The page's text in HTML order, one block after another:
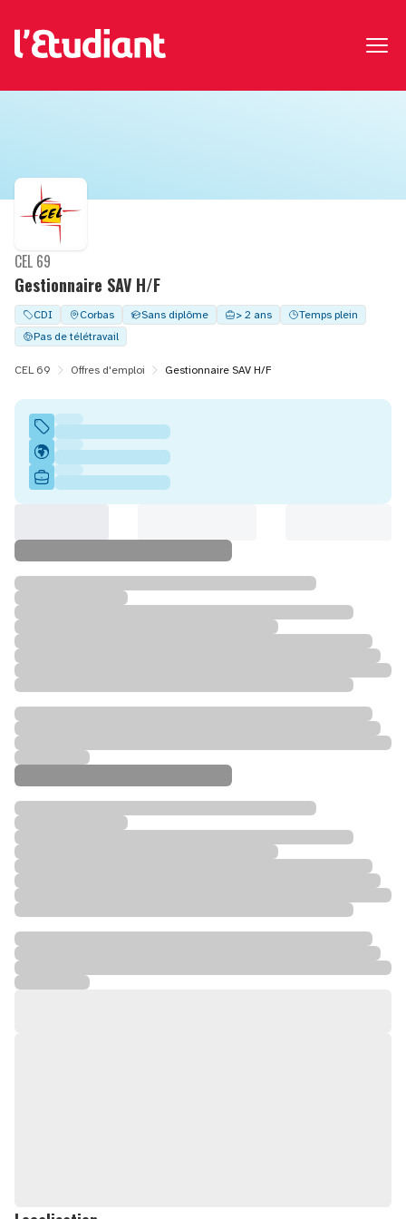
Gestionnaire SAV H/F
CEL 69
CDI Corbas Sans diplôme > 2 ans
Temps plein
Pas de télétravail
CEL 69 Offres d'emploi Gestionnaire SAV H/F